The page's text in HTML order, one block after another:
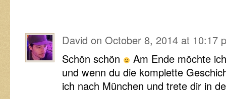
David on October 8, 2014 at 10:17
Schön schön
Am Ende möchte
und wenn du die komplette
ich nach München und trete dir in